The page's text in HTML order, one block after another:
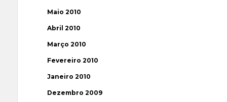
Maio 2010
Abril 2010
Março 2010
Fevereiro 2010
Janeiro 2010
Dezembro 2009